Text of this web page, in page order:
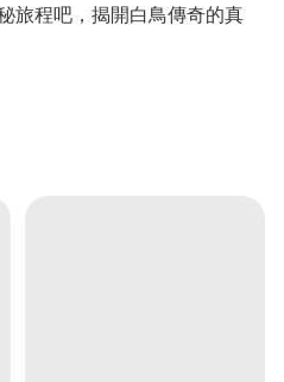
程吧，揭開白鳥傳奇的真